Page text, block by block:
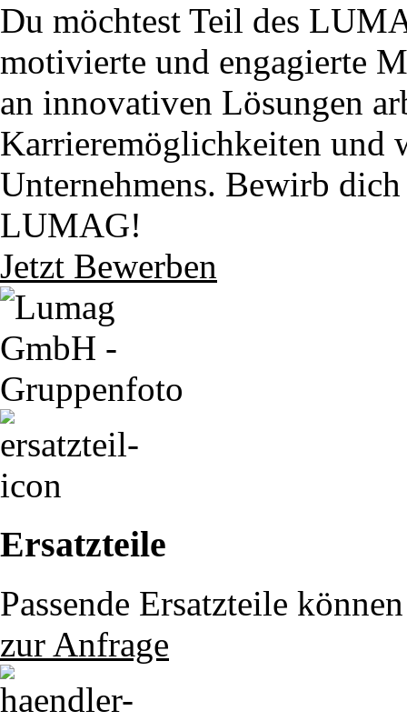
Du möchtest Teil des
motivierte und engagierte
an innovativen Lösungen
Karrieremöglichkeiten und
Unternehmens. Bewirb
LUMAG!
Jetzt Bewerben
Ersatzteile
Passende Ersatzteile
zur Anfrage